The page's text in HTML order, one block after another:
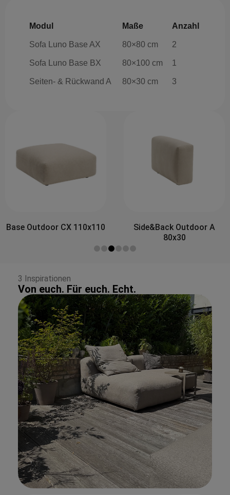
Modul Maße Anzahl
Sofa Luno Base AX 80×80 cm 2
Sofa Luno Base BX 80×100 cm 1
Seiten- & Rückwand A 80×30 cm 3
Side&Back Outdoor A
Side&Back Outdoor B
100x30
3 Inspirationen
Von euch. Für euch. Echt.